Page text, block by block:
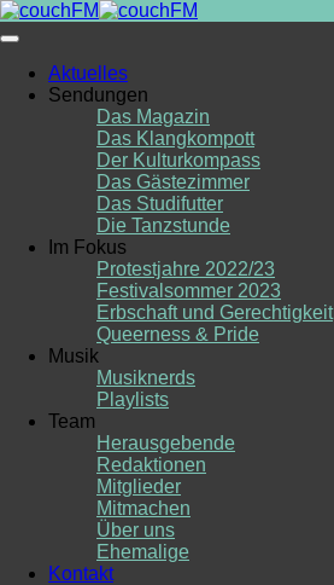
Skip
to
Aktuelles
Sendungen
Das Magazin
Das Klangkompott
Der Kulturkompass
Das Gästezimmer
Das Studifutter
Die Tanzstunde
Im Fokus
Protestjahre 2022/23
Festivalsommer 2023
Erbschaft und Gerechtigkeit
Queerness & Pride
Musik
Musiknerds
Playlists
Team
Herausgebende
Redaktionen
Mitglieder
Mitmachen
Über uns
Ehemalige
Kontakt